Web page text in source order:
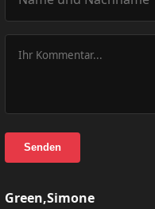
Senden
Green,Simone